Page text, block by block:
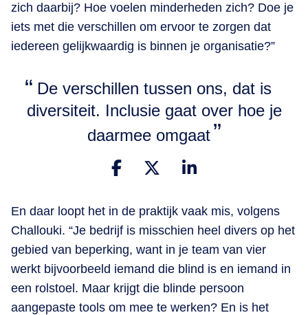
zich daarbij? Hoe voelen minderheden zich? Doe je
iets met die verschillen om ervoor te zorgen dat
iedereen gelijkwaardig is binnen je organisatie?”
De verschillen tussen ons, dat is
diversiteit. Inclusie gaat over hoe je
daarmee omgaat
En daar loopt het in de praktijk vaak mis, volgens
Challouki. “Je bedrijf is misschien heel divers op het
gebied van beperking, want in je team van vier
werkt bijvoorbeeld iemand die blind is en iemand in
een rolstoel. Maar krijgt die blinde persoon
aangepaste tools om mee te werken? En is het